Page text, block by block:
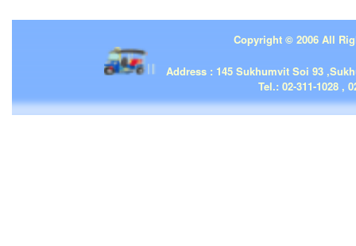
Copyright © 2006 All
| | |
Address : 145 Sukhumvit Soi 93
Tel.: 02-311-1028 ,